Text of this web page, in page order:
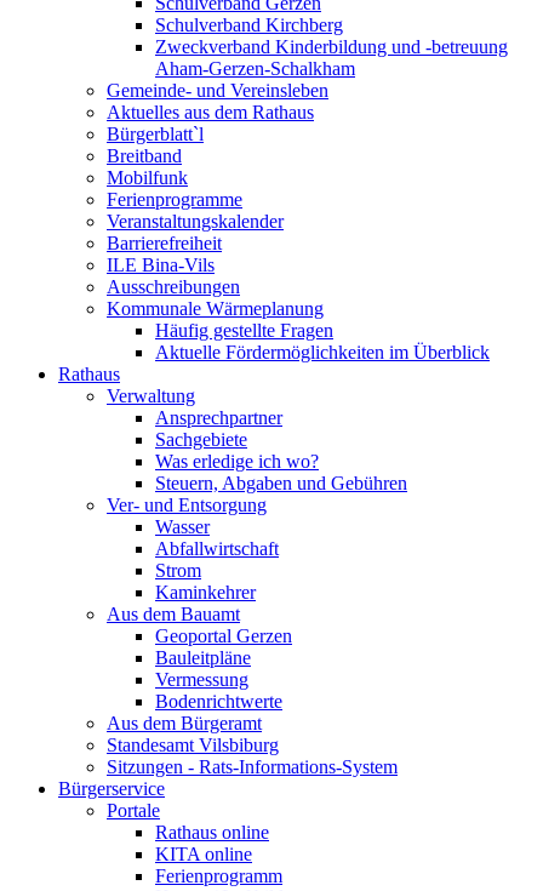
Schulverband Kirchberg
Zweckverband Kinderbildung und -betreuung
Aham-Gerzen-Schalkham
Gemeinde- und Vereinsleben
Aktuelles aus dem Rathaus
Bürgerblatt`l
Breitband
Mobilfunk
Ferienprogramme
Veranstaltungskalender
Barrierefreiheit
ILE Bina-Vils
Ausschreibungen
Kommunale Wärmeplanung
Häufig gestellte Fragen
Aktuelle Fördermöglichkeiten im Überblick
Rathaus
Verwaltung
Ansprechpartner
Sachgebiete
Was erledige ich wo?
Steuern, Abgaben und Gebühren
Ver- und Entsorgung
Wasser
Abfallwirtschaft
Strom
Kaminkehrer
Aus dem Bauamt
Geoportal Gerzen
Bauleitpläne
Vermessung
Bodenrichtwerte
Aus dem Bürgeramt
Standesamt Vilsbiburg
Sitzungen - Rats-Informations-System
Bürgerservice
Portale
Rathaus online
KITA online
Ferienprogramm